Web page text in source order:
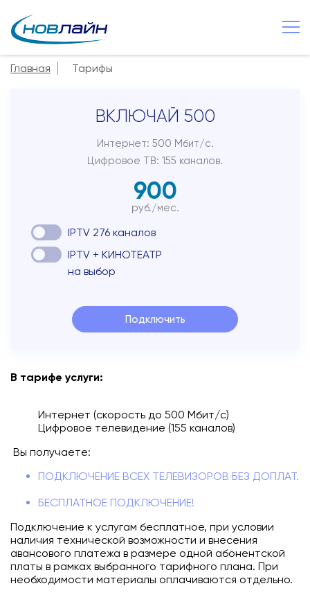
Великий Новгород
Новости
Сервисы
Услуги
Смотрёшка
Зона охвата
Способы оплаты
Подключиться
Главная Тарифы
ВКЛЮЧАЙ 500
Интернет: 500 Мбит/с.
Цифровое ТВ: 155 каналов.
900
руб./мес.
IPTV 276 каналов
IPTV + КИНОТЕАТР
на выбор
Подключить
В тарифе услуги:
Интернет (скорость до 500 Мбит/с)
Цифровое телевидение (155 каналов)
Вы получаете:
ПОДКЛЮЧЕНИЕ ВСЕХ ТЕЛЕВИЗОРОВ БЕЗ ДОПЛАТ.
БЕСПЛАТНОЕ ПОДКЛЮЧЕНИЕ!
Подключение к услугам бесплатное, при условии
наличия технической возможности и внесения
авансового платежа в размере одной абонентской
платы в рамках выбранного тарифного плана. При
необходимости материалы оплачиваются отдельно.